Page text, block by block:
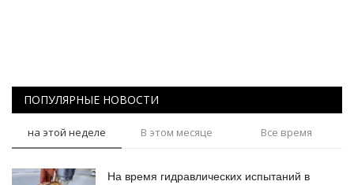
Қазақша Русский
ПОПУЛЯРНЫЕ НОВОСТИ
на этой неделе В этом месяце Все время
На время гидравлических испытаний в